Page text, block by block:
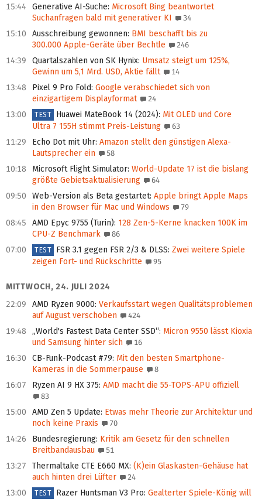
15:44 Generative AI-Suche: Microsoft Bing beantwortet
Suchanfragen bald mit generativer KI
34
15:10 Ausschreibung gewonnen: BMI beschafft bis zu
300.000 Apple-Geräte über Bechtle
246
14:39 Quartalszahlen von SK Hynix: Umsatz steigt um 125%,
Gewinn um 5,1 Mrd. USD, Aktie fällt
14
13:48 Pixel 9 Pro Fold: Google verabschiedet sich von
einzigartigem Displayformat
24
13:00 TEST Huawei MateBook 14 (2024): Mit OLED und Core
Ultra 7 155H stimmt Preis-Leistung
63
11:29 Echo Dot mit Uhr: Amazon stellt den günstigen Alexa-
Lautsprecher ein
58
10:18 Microsoft Flight Simulator: World-Update 17 ist die bislang
größte Gebietsaktualisierung
64
09:50 Web-Version als Beta gestartet: Apple bringt Apple Maps
in den Browser für Mac und Windows
79
08:45 AMD Epyc 9755 (Turin): 128 Zen-5-Kerne knacken 100K im
CPU-Z Benchmark
86
07:00 TEST FSR 3.1 gegen FSR 2/3 & DLSS: Zwei weitere Spiele
zeigen Fort- und Rückschritte
95
MITTWOCH, 24. JULI 2024
22:09
AMD Ryzen 9000: Verkaufsstart wegen Qualitäts­problemen
auf August verschoben
424
19:48 „World's Fastest Data Center SSD“: Micron 9550 lässt Kioxia
und Samsung hinter sich
16
16:30 CB-Funk-Podcast #79: Mit den besten Smartphone-
Kameras in die Sommerpause
8
16:07 Ryzen AI 9 HX 375: AMD macht die 55-TOPS-APU offiziell
83
15:00 AMD Zen 5 Update: Etwas mehr Theorie zur Architektur und
noch keine Praxis
70
14:26 Bundesregierung: Kritik am Gesetz für den schnellen
Breitbandausbau
51
13:27 Thermaltake CTE E660 MX: (K)ein Glaskasten-Gehäuse hat
auch hinten drei Lüfter
24
13:00 TEST Razer Huntsman V3 Pro: Gealterter Spiele-König will